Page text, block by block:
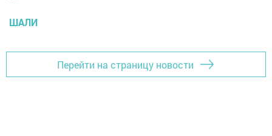
ШАЛИ
Перейти на страницу новости